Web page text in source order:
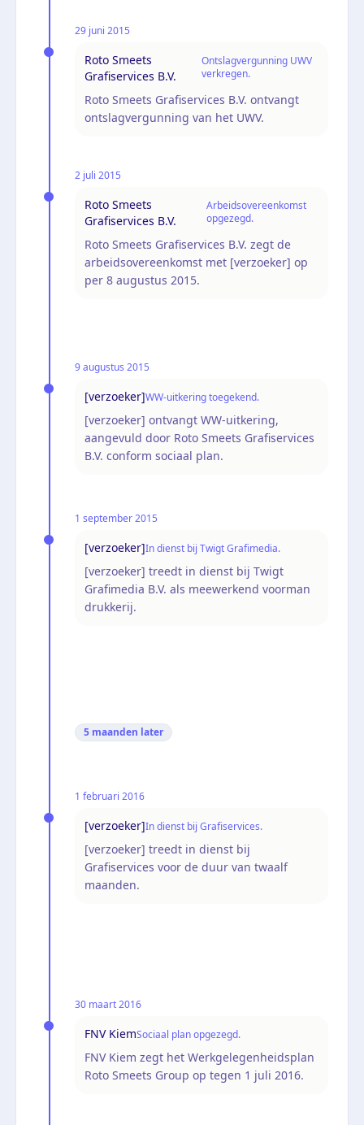
29 juni 2015
Roto Smeets
Grafiservices B.V.
Ontslagvergunning UWV
verkregen.
Roto Smeets Grafiservices B.V. ontvangt
ontslagvergunning van het UWV.
2 juli 2015
Roto Smeets
Grafiservices B.V.
Arbeidsovereenkomst
opgezegd.
Roto Smeets Grafiservices B.V. zegt de
arbeidsovereenkomst met [verzoeker] op
per 8 augustus 2015.
9 augustus 2015
[verzoeker]WW-uitkering toegekend.
[verzoeker] ontvangt WW-uitkering,
aangevuld door Roto Smeets Grafiservices
B.V. conform sociaal plan.
1 september 2015
[verzoeker]In dienst bij Twigt Grafimedia.
[verzoeker] treedt in dienst bij Twigt
Grafimedia B.V. als meewerkend voorman
drukkerij.
5 maanden later
1 februari 2016
[verzoeker]In dienst bij Grafiservices.
[verzoeker] treedt in dienst bij
Grafiservices voor de duur van twaalf
maanden.
30 maart 2016
FNV KiemSociaal plan opgezegd.
FNV Kiem zegt het Werkgelegenheidsplan
Roto Smeets Group op tegen 1 juli 2016.